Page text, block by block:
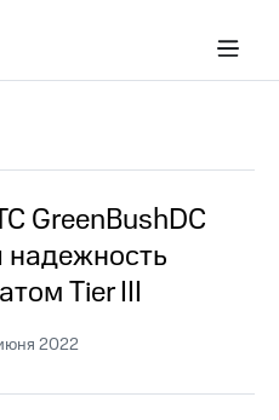
GreenBushDC
надежность
Tier III
2022